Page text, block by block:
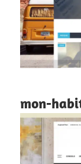
mon-